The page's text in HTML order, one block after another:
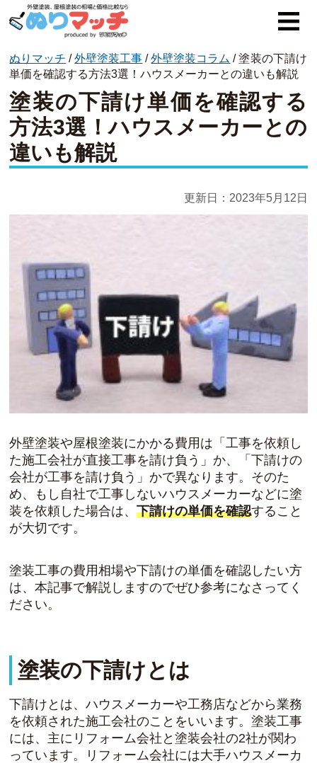
ぬりマッチとは
オススメ企業
費用と相場
外壁塗装
ぬりマッチ /外壁塗装工事 /外壁塗装コラム /塗装の下請け
単価を確認する方法3選！ハウスメーカーとの違いも解説
塗装の下請け単価を確認する
方法3選！ハウスメーカーとの
違いも解説
更新日： 2023年5月12日
外壁塗装や屋根塗装にかかる費用は「工事を依頼し
た施工会社が直接工事を請け負う」か、「下請けの
会社が工事を請け負う」かで異なります。そのた
め、もし自社で工事しないハウスメーカーなどに塗
装を依頼した場合は、下請けの単価を確認すること
が大切です。
塗装工事の費用相場や下請けの単価を確認したい方
は、本記事で解説しますのでぜひ参考になさってく
ださい。
塗装の下請けとは
下請けとは、ハウスメーカーや工務店などから業務
を依頼された施工会社のことをいいます。塗装工事
には、主にリフォーム会社と塗装会社の2社が関わ
っています。リフォーム会社には大手ハウスメーカ